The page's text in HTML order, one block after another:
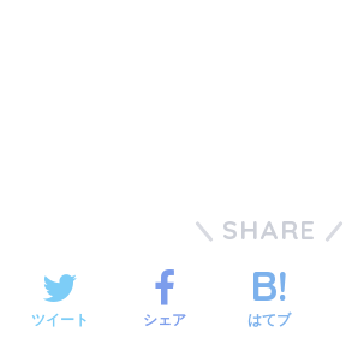
SHARE
ツイート シェア はてブ